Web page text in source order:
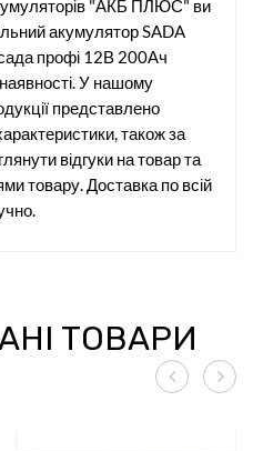
"АКБ ПЛЮС" ви
акумулятор SADA
профі 12В 200Ач
У нашому
представлено
також за
відгуки на товар та
товару. Доставка по всій
ТОВАРИ